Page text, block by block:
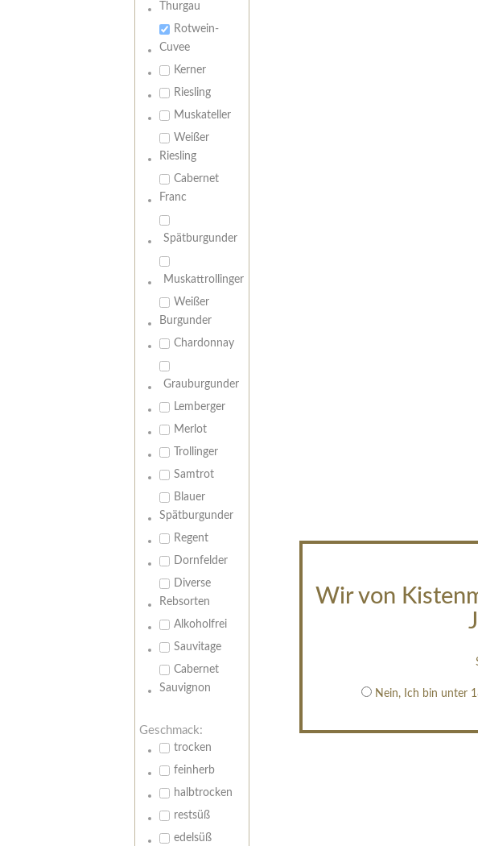
Wir von
Nein, Ich bin unter
Thurgau
Rotwein-
Cuvee
Kerner
Riesling
Muskateller
Weißer
Riesling
Cabernet
Franc
Spätburgunder
Muskattrollinger
Weißer
Burgunder
Chardonnay
Grauburgunder
Lemberger
Merlot
Trollinger
Samtrot
Blauer
Spätburgunder
Regent
Dornfelder
Diverse
Rebsorten
Alkoholfrei
Sauvitage
Cabernet
Sauvignon
Geschmack:
trocken
feinherb
halbtrocken
restsüß
edelsüß